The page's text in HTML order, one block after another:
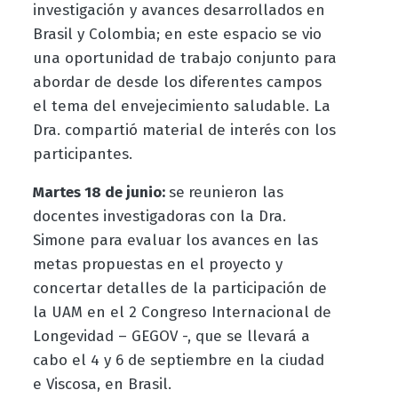
investigación y avances desarrollados en
Brasil y Colombia; en este espacio se vio
una oportunidad de trabajo conjunto para
abordar de desde los diferentes campos
el tema del envejecimiento saludable. La
Dra. compartió material de interés con los
participantes.
Martes 18 de junio:se reunieron las
docentes investigadoras con la Dra.
Simone para evaluar los avances en las
metas propuestas en el proyecto y
concertar detalles de la participación de
la UAM en el 2 Congreso Internacional de
Longevidad – GEGOV -, que se llevará a
cabo el 4 y 6 de septiembre en la ciudad
e Viscosa, en Brasil.